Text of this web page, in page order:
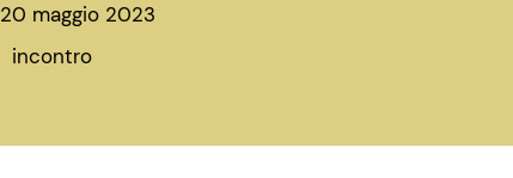
20 maggio 2023
incontro